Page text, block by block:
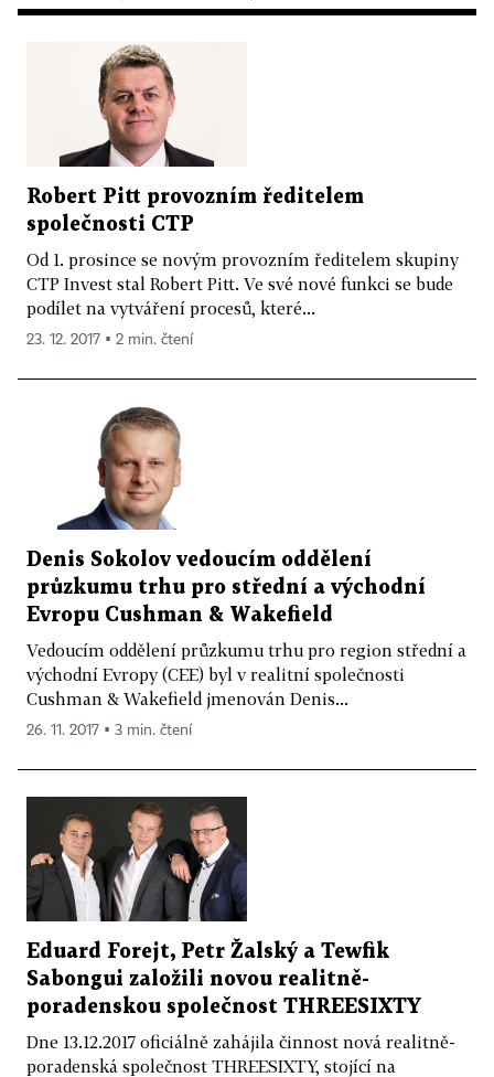
Robert Pitt provozním ředitelem
společnosti CTP
Od 1. prosince se novým provozním ředitelem skupiny
CTP Invest stal Robert Pitt. Ve své nové funkci se bude
podílet na vytváření procesů, které...
23. 12. 2017 ▪ 2 min. čtení
Denis Sokolov vedoucím oddělení
průzkumu trhu pro střední a východní
Evropu Cushman & Wakefield
Vedoucím oddělení průzkumu trhu pro region střední a
východní Evropy (CEE) byl v realitní společnosti
Cushman & Wakefield jmenován Denis...
26. 11. 2017 ▪ 3 min. čtení
Eduard Forejt, Petr Žalský a Tewfik
Sabongui založili novou realitně-
poradenskou společnost THREESIXTY
Dne 13.12.2017 oficiálně zahájila činnost nová realitně-
poradenská společnost THREESIXTY, stojící na